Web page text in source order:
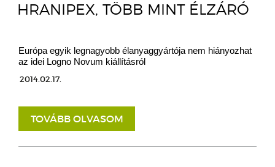
HRANIPEX, TÖBB MINT ÉLZÁRÓ
Európa egyik legnagyobb élanyaggyártója nem hiányozhat
az idei Logno Novum kiállításról
2014.02.17.
TOVÁBB OLVASOM